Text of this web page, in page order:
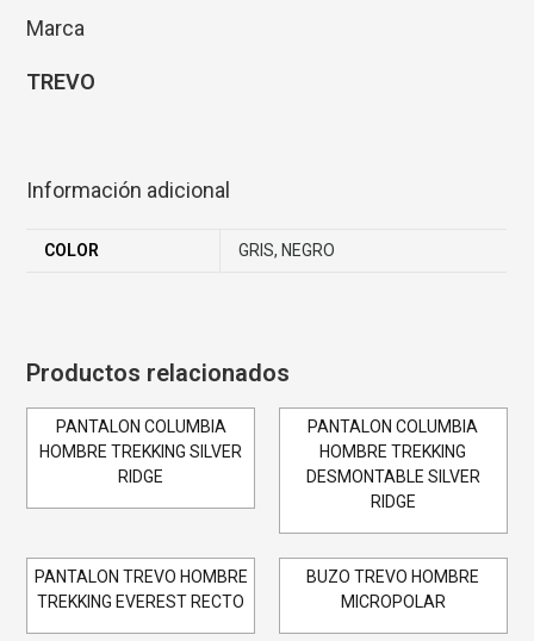
Marca
TREVO
Información adicional
COLOR GRIS, NEGRO
Productos relacionados
PANTALON COLUMBIA
HOMBRE TREKKING SILVER
RIDGE
PANTALON COLUMBIA
HOMBRE TREKKING
DESMONTABLE SILVER
RIDGE
PANTALON TREVO HOMBRE
TREKKING EVEREST RECTO
BUZO TREVO HOMBRE
MICROPOLAR